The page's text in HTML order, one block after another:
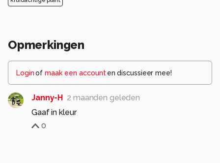
Opmerkingen
Loginof maak een account en discussieer mee!
Janny-H
2 maanden geleden
Gaaf in kleur
0